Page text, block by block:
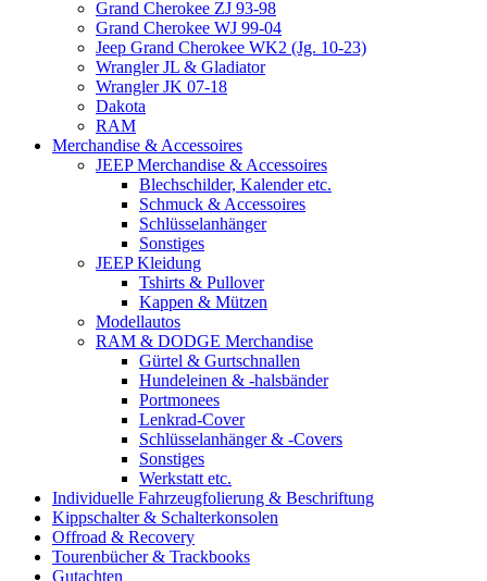
Grand Cherokee ZJ 93-98
Grand Cherokee WJ 99-04
Jeep Grand Cherokee WK2 (Jg. 10-23)
Wrangler JL & Gladiator
Wrangler JK 07-18
Dakota
RAM
Merchandise & Accessoires
JEEP Merchandise & Accessoires
Blechschilder, Kalender etc.
Schmuck & Accessoires
Schlüsselanhänger
Sonstiges
JEEP Kleidung
Tshirts & Pullover
Kappen & Mützen
Modellautos
RAM & DODGE Merchandise
Gürtel & Gurtschnallen
Hundeleinen & -halsbänder
Portmonees
Lenkrad-Cover
Schlüsselanhänger & -Covers
Sonstiges
Werkstatt etc.
Individuelle Fahrzeugfolierung & Beschriftung
Kippschalter & Schalterkonsolen
Offroad & Recovery
Tourenbücher & Trackbooks
Gutachten